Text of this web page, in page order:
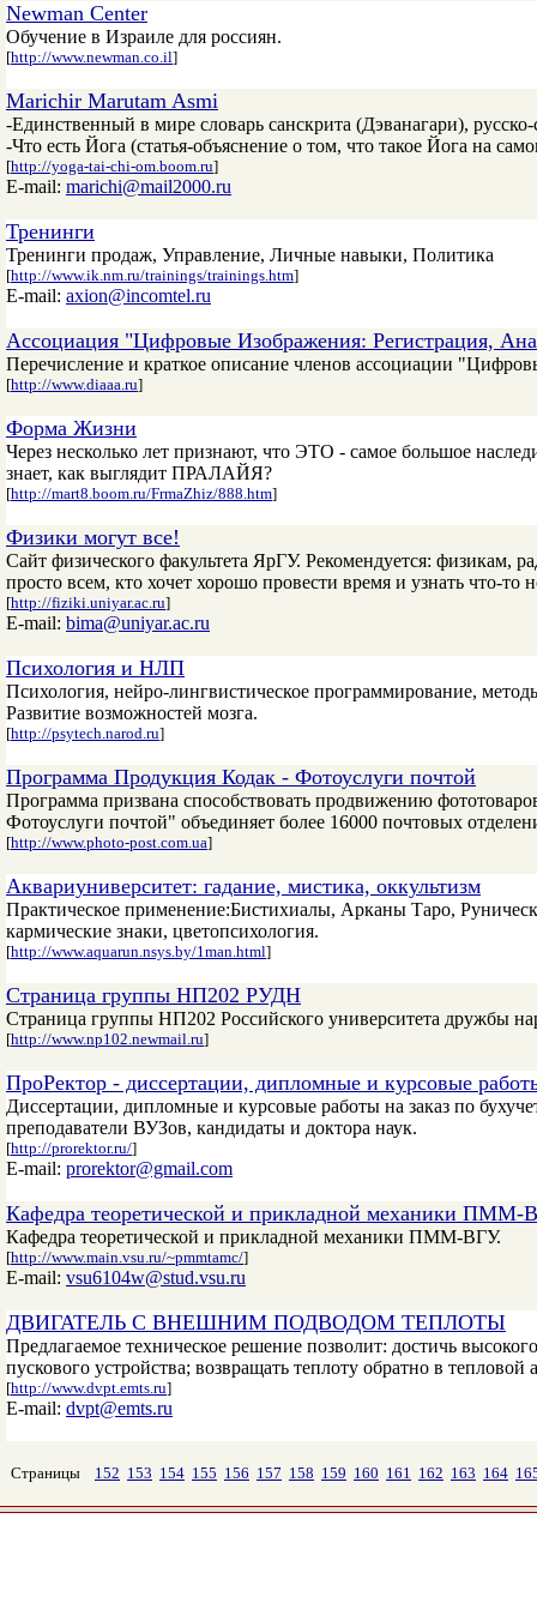
Newman Center
Обучение в Израиле для россиян.
[http://www.newman.co.il]
Marichir Marutam Asmi
-Единственный в мире словарь санскрита (Дэванагари),
-Что есть Йога (статья-объяснение о том, что такое Йога на
[http://yoga-tai-chi-om.boom.ru]
E-mail: marichi@mail2000.ru
Тренинги
Тренинги продаж, Управление, Личные навыки, Политика
[http://www.ik.nm.ru/trainings/trainings.htm]
E-mail: axion@incomtel.ru
Ассоциация "Цифровые Изображения: Регистрация,
Перечисление и краткое описание членов ассоциации
[http://www.diaaa.ru]
Форма Жизни
Через несколько лет признают, что ЭТО - самое большое
знает, как выглядит ПРАЛАЙЯ?
[http://mart8.boom.ru/FrmaZhiz/888.htm]
Физики могут все!
Сайт физического факультета ЯрГУ. Рекомендуется: физикам,
просто всем, кто хочет хорошо провести время и узнать что-то
[http://fiziki.uniyar.ac.ru]
E-mail: bima@uniyar.ac.ru
Психология и НЛП
Психология, нейро-лингвистическое программирование,
Развитие возможностей мозга.
[http://psytech.narod.ru]
Программа Продукция Кодак - Фотоуслуги почтой
Программа призвана способствовать продвижению
Фотоуслуги почтой" объединяет более 16000 почтовых
[http://www.photo-post.com.ua]
Аквариуниверситет: гадание, мистика, оккультизм
Практическое применение:Бистихиалы, Арканы Таро,
кармические знаки, цветопсихология.
[http://www.aquarun.nsys.by/1man.html]
Страница группы НП202 РУДН
Страница группы НП202 Российского университета дружбы
[http://www.np102.newmail.ru]
ПроРектор - диссертации, дипломные и курсовые
Диссертации, дипломные и курсовые работы на заказ по
преподаватели ВУЗов, кандидаты и доктора наук.
[http://prorektor.ru/]
E-mail: prorektor@gmail.com
Кафедра теоретической и прикладной механики ПММ-
Кафедра теоретической и прикладной механики ПММ-ВГУ.
[http://www.main.vsu.ru/~pmmtamc/]
E-mail: vsu6104w@stud.vsu.ru
ДВИГАТЕЛЬ С ВНЕШНИМ ПОДВОДОМ ТЕПЛОТЫ
Предлагаемое техническое решение позволит: достичь
пускового устройства; возвращать теплоту обратно в
[http://www.dvpt.emts.ru]
E-mail: dvpt@emts.ru
Страницы 152 153 154 155 156 157 158 159 160 161 162 163 164